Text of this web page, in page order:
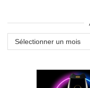
Archives